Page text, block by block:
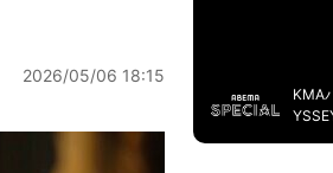
2026/05/06 18:15
KMA